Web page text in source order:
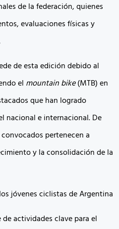
de la federación, quienes
evaluaciones físicas y
de esta edición debido al
el mountain bike(MTB) en
que han logrado
nacional e internacional. De
pertenecen a
y la consolidación de la
jóvenes ciclistas de Argentina
actividades clave para el